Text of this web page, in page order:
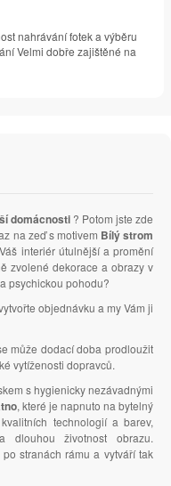
nahrávání fotek a výběru
Velmi dobře zajištěné na
domácnosti? Potom jste zde
na zeď s motivem Bílý strom
interiér útulnější a promění
zvolené dekorace a obrazy v
psychickou pohodu?
objednávku a my Vám ji
může dodací doba prodloužit
vytíženosti dopravců.
s hygienicky nezávadnými
, které je napnuto na bytelný
technologií a barev,
dlouhou životnost obrazu.
stranách rámu a vytváří tak